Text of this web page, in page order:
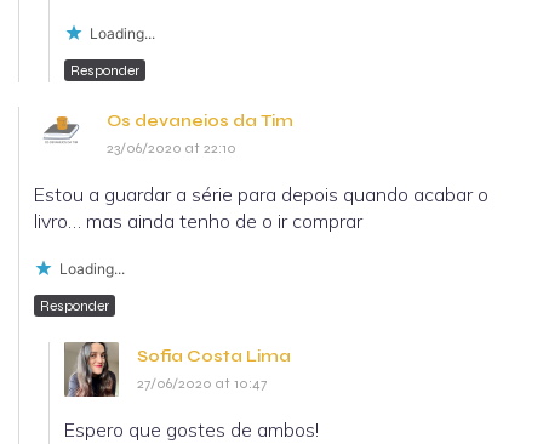
Loading...
Responder
Os devaneios da Tim
23/06/2020 at 22:10
Estou a guardar a série para depois quando acabar o
livro… mas ainda tenho de o ir comprar
Loading...
Responder
Sofia Costa Lima
27/06/2020 at 10:47
Espero que gostes de ambos!